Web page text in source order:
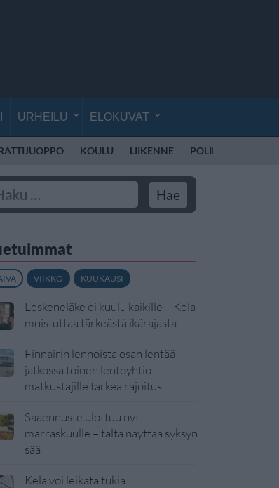
URHEILU ELOKUVAT
KOULU LIIKENNE POLIISI SUOMI
VIIKKO KUUKAUSI
Leskeneläke ei kuulu kaikille – Kela
muistuttaa tärkeästä ikärajasta
Finnairin lennoista osan lentää
jatkossa toinen lentoyhtiö –
matkustajille tärkeä rajoitus
Sääennuste ulottuu nyt
marraskuulle – tältä näyttää syksyn
sää
Kela voi leikata tukia